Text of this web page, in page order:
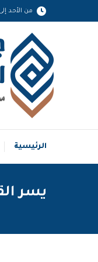
من الأحد إلى
الرئيسية
يسر